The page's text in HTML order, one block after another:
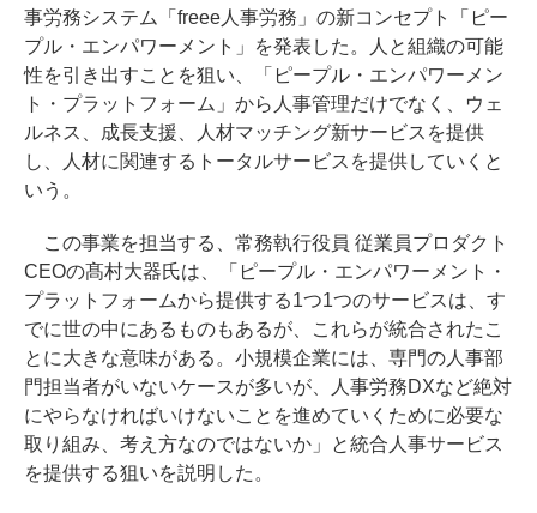
事労務システム「freee人事労務」の新コンセプト「ピー
プル・エンパワーメント」を発表した。人と組織の可能
性を引き出すことを狙い、「ピープル・エンパワーメン
ト・プラットフォーム」から人事管理だけでなく、ウェ
ルネス、成長支援、人材マッチング新サービスを提供
し、人材に関連するトータルサービスを提供していくと
いう。
この事業を担当する、常務執行役員 従業員プロダクト
CEOの髙村大器氏は、「ピープル・エンパワーメント・
プラットフォームから提供する1つ1つのサービスは、す
でに世の中にあるものもあるが、これらが統合されたこ
とに大きな意味がある。小規模企業には、専門の人事部
門担当者がいないケースが多いが、人事労務DXなど絶対
にやらなければいけないことを進めていくために必要な
取り組み、考え方なのではないか」と統合人事サービス
を提供する狙いを説明した。